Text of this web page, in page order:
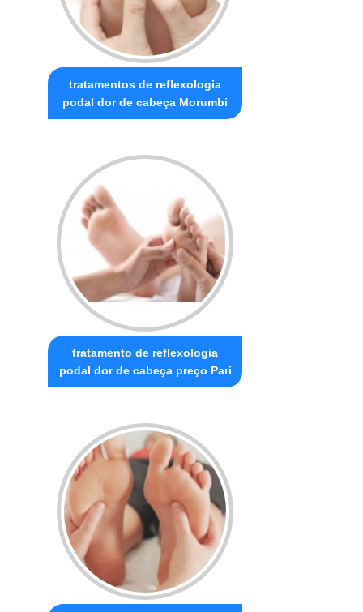
tratamentos de reflexologia
podal dor de cabeça Morumbi
tratamento de reflexologia
podal dor de cabeça preço Pari